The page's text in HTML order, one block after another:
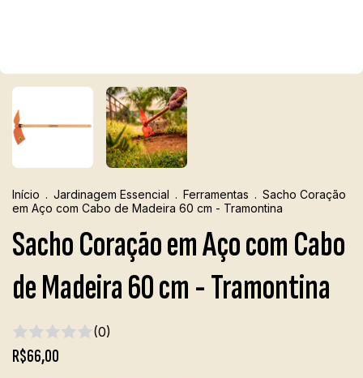
Início . Jardinagem Essencial . Ferramentas . Sacho Coração
em Aço com Cabo de Madeira 60 cm - Tramontina
Sacho Coração em Aço com Cabo
de Madeira 60 cm - Tramontina
(0)
R$66,00